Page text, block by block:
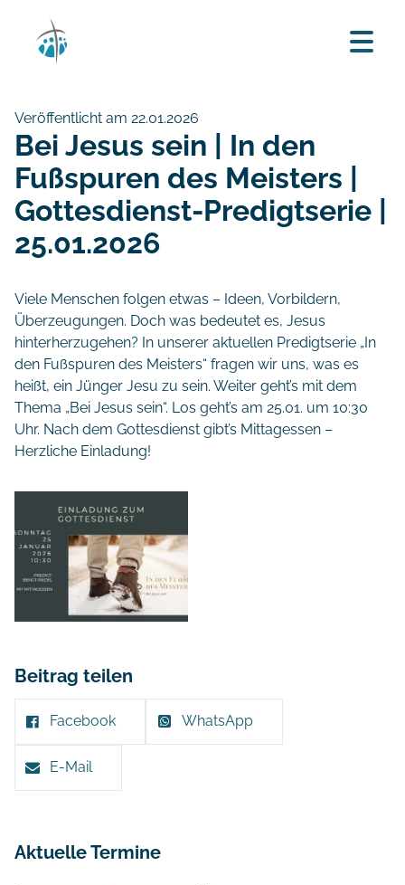
Veröffentlicht am 22.01.2026
Bei Jesus sein | In den
Fußspuren des Meisters |
Gottesdienst-Predigtserie |
25.01.2026
Viele Menschen folgen etwas – Ideen, Vorbildern,
Überzeugungen. Doch was bedeutet es, Jesus
hinterherzugehen? In unserer aktuellen Predigtserie „In
den Fußspuren des Meisters“ fragen wir uns, was es
heißt, ein Jünger Jesu zu sein. Weiter geht’s mit dem
Thema „Bei Jesus sein“. Los geht’s am 25.01. um 10:30
Uhr. Nach dem Gottesdienst gibt’s Mittagessen –
Herzliche Einladung!
Beitrag teilen
Facebook WhatsApp
E-Mail
Aktuelle Termine